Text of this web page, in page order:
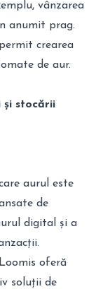
vânzarea
anumit prag.
crearea
de aur.
și stocării
aurul este
de
digital și a
oferă
soluții de